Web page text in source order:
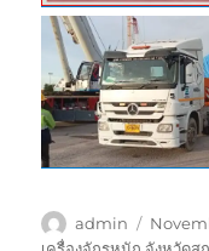
Author
admin
Posted